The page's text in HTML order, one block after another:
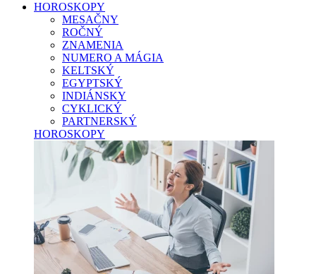
HOROSKOPY
MESAČNY
ROČNÝ
ZNAMENIA
NUMERO A MÁGIA
KELTSKÝ
EGYPTSKÝ
INDIÁNSKY
CYKLICKÝ
PARTNERSKÝ
HOROSKOPY